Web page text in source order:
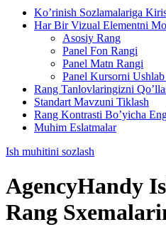
Ko’rinish Sozlamalariga
Har Bir Vizual Elementni
Asosiy Rang
Panel Fon Rangi
Panel Matn Rangi
Panel Kursorni
Rang Tanlovlaringizni
Standart Mavzuni Tiklash
Rang Kontrasti Bo’yicha
Muhim Eslatmalar
Ish muhitini sozlash
AgencyHandy
Rang